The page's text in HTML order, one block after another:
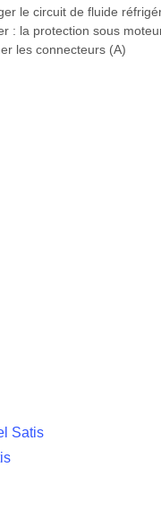
le circuit de fluide
: la protection sous
les connecteurs (A)
Satis